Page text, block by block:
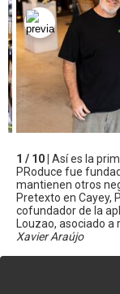
1 / 10 | Así es la
PRoduce fue
mantienen otros
Pretexto en Cayey,
cofundador de la
Louzao, asociado
Xavier Araújo